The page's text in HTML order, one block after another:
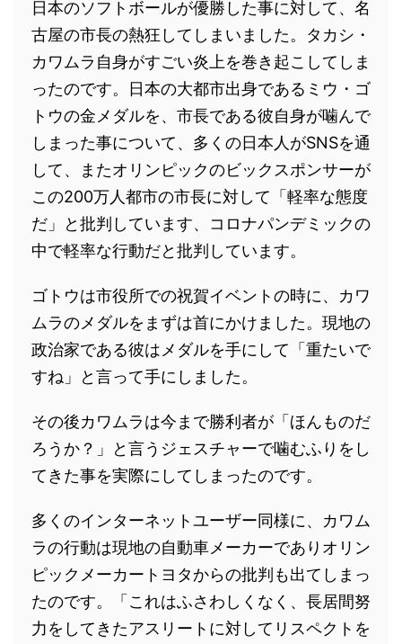
日本のソフトボールが優勝した事に対して、名
古屋の市長の熱狂してしまいました。タカシ・
カワムラ自身がすごい炎上を巻き起こしてしま
ったのです。日本の大都市出身であるミウ・ゴ
トウの金メダルを、市長である彼自身が噛んで
しまった事について、多くの日本人がSNSを通
して、またオリンピックのビックスポンサーが
この200万人都市の市長に対して「軽率な態度
だ」と批判しています、コロナパンデミックの
中で軽率な行動だと批判しています。
ゴトウは市役所での祝賀イベントの時に、カワ
ムラのメダルをまずは首にかけました。現地の
政治家である彼はメダルを手にして「重たいで
すね」と言って手にしました。
その後カワムラは今まで勝利者が「ほんものだ
ろうか？」と言うジェスチャーで噛むふりをし
てきた事を実際にしてしまったのです。
多くのインターネットユーザー同様に、カワム
ラの行動は現地の自動車メーカーでありオリン
ピックメーカートヨタからの批判も出てしまっ
たのです。「これはふさわしくなく、長居間努
力をしてきたアスリートに対してリスペクトを